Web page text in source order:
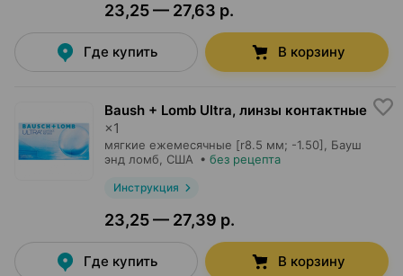
23,25 — 27,63 р.
Где купить В корзину
Baush + Lomb Ultra, линзы контактные
×1
мягкие ежемесячные [r8.5 мм; -1.50],
Бауш
энд ломб , США • без рецепта
Инструкция
23,25 — 27,39 р.
Где купить В корзину